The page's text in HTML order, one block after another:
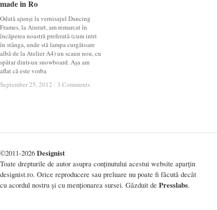
made in Ro
Odată ajunși la vernisajul Dancing
Frames, la Aiurart, am remarcat în
încăperea noastră preferată (cum intri
în stânga, unde stă lampa curgătoare
albă de la Atelier A4) un scaun nou, cu
spătar dintr-un snowboard. Așa am
aflat că este vorba
September 25, 2012 / 3 Comments
made in Ro
September 25, 2012 / 3 Comments
©2011-2026 Designist
Toate drepturile de autor asupra conținutului acestui website aparțin
designist.ro. Orice reproducere sau preluare nu poate fi făcută decât
cu acordul nostru și cu menționarea sursei. Găzduit de Presslabs.